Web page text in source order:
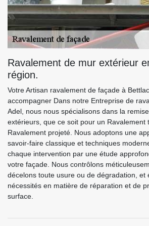
Ravalement de mur extérieur
région.
Votre Artisan ravalement de façade à
accompagner Dans notre Entreprise de
Adel, nous nous spécialisons dans la
extérieurs, que ce soit pour un Ravalement
Ravalement projeté. Nous adoptons une
savoir-faire classique et techniques
chaque intervention par une étude
votre façade. Nous contrôlons
décelons toute usure ou de dégradation, et
nécessités en matière de réparation et de
surface.